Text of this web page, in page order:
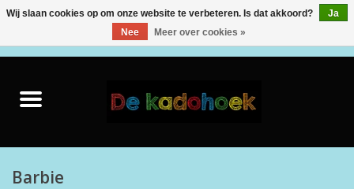
Barbie
Wij slaan cookies op om onze website te verbeteren. Is dat akkoord?
Ja
Nee
Meer over cookies »